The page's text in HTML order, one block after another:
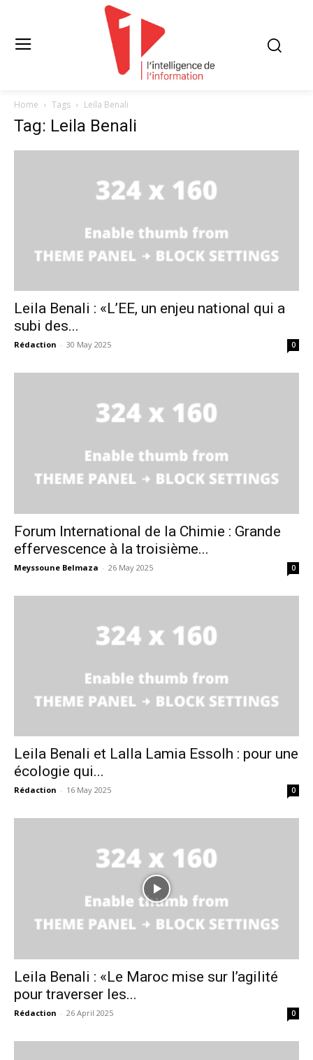
Home Tags Leila Benali
Tag: Leila Benali
Leila Benali : «L’EE, un enjeu national qui a
subi des...
Rédaction - 30 May 2025 0
Forum International de la Chimie : Grande
effervescence à la troisième...
Meyssoune Belmaza - 26 May 2025 0
Leila Benali et Lalla Lamia Essolh : pour une
écologie qui...
Rédaction - 16 May 2025 0
Leila Benali : «Le Maroc mise sur l’agilité
pour traverser les...
Rédaction - 26 April 2025 0